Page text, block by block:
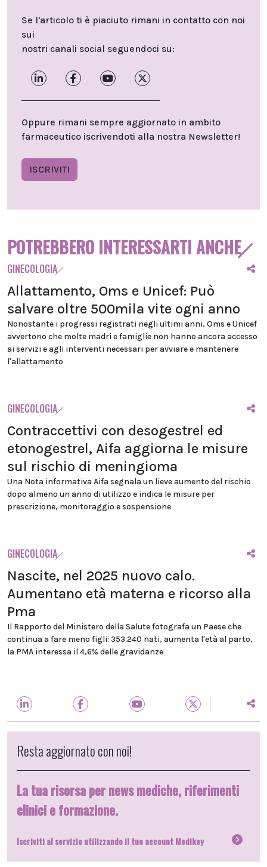
Se l'articolo ti è piaciuto rimani in contatto con noi
sui
nostri canali social seguendoci su:
Oppure rimani sempre aggiornato in ambito
farmaceutico iscrivendoti alla nostra Newsletter!
ISCRIVITI
POTREBBERO INTERESSARTI ANCHE
GINECOLOGIA
Allattamento, Oms e Unicef: Può
salvare oltre 500mila vite ogni anno
Nonostante i progressi registrati negli ultimi anni, Oms e Unicef
avvertono che molte madri e famiglie non hanno ancora accesso
ai servizi e agli interventi necessari per avviare e mantenere
l'allattamento
GINECOLOGIA
Contraccettivi con desogestrel ed
etonogestrel, Aifa aggiorna le misure
sul rischio di meningioma
Una Nota informativa Aifa segnala un lieve aumento del rischio
dopo almeno un anno di utilizzo e indica le misure per
prescrizione, monitoraggio e sospensione
GINECOLOGIA
Nascite, nel 2025 nuovo calo.
Aumentano età materna e ricorso alla
Pma
Il Rapporto del Ministero della Salute fotografa un Paese che
continua a fare meno figli: 353.240 nati, aumenta l'età al parto,
la PMA interessa il 4,6% delle gravidanze
Resta aggiornato con noi!
La tua risorsa per news mediche, riferimenti
clinici e formazione.
Iscriviti al servizio utilizzando il tuo account Medikey